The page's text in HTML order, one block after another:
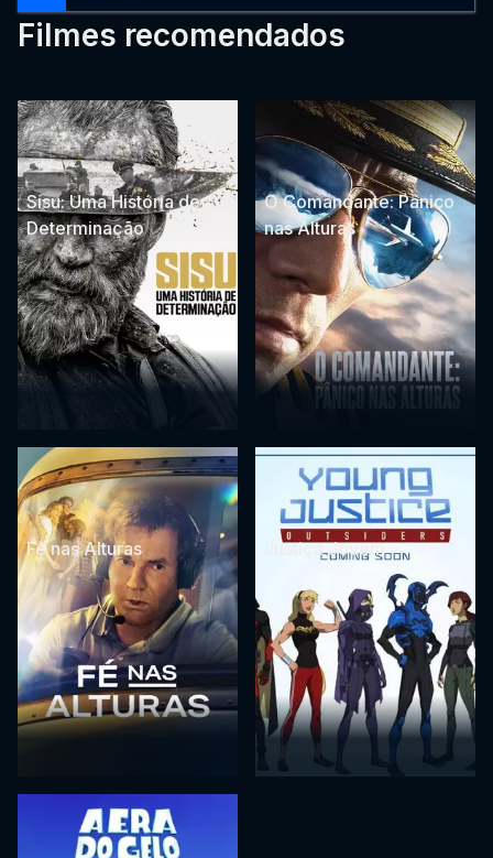
Filmes recomendados
Sisu: Uma História de
Determinação
O Comandante: Pânico
nas Alturas
Fé nas Alturas Justiça Jovem